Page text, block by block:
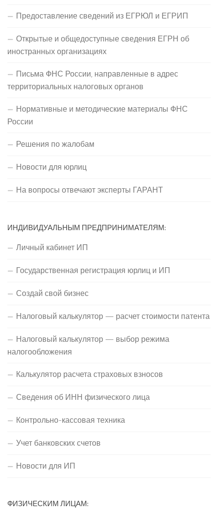
Предоставление сведений из ЕГРЮЛ и ЕГРИП
Открытые и общедоступные сведения ЕГРН об
иностранных организациях
Письма ФНС России, направленные в адрес
территориальных налоговых органов
Нормативные и методические материалы ФНС
России
Решения по жалобам
Новости для юрлиц
На вопросы отвечают эксперты ГАРАНТ
ИНДИВИДУАЛЬНЫМ ПРЕДПРИНИМАТЕЛЯМ:
Личный кабинет ИП
Государственная регистрация юрлиц и ИП
Создай свой бизнес
Налоговый калькулятор — расчет стоимости патента
Налоговый калькулятор — выбор режима
налогообложения
Калькулятор расчета страховых взносов
Сведения об ИНН физического лица
Контрольно-кассовая техника
Учет банковских счетов
Новости для ИП
ФИЗИЧЕСКИМ ЛИЦАМ: